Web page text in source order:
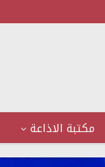
مكتبة الاذاعة